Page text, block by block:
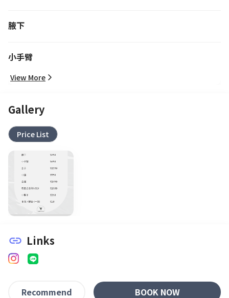
腋下
小手臂
View More
Gallery
Price List
link Links
Recommend BOOK NOW